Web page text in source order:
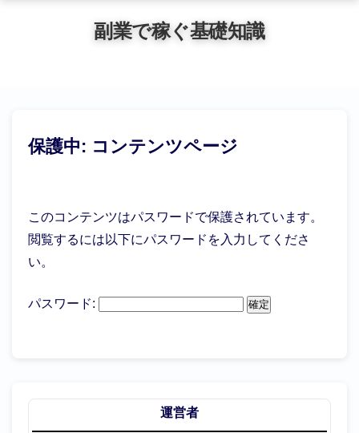
副業で稼ぐ基礎知識
保護中: コンテンツページ
このコンテンツはパスワードで保護されています。
閲覧するには以下にパスワードを入力してくださ
い。
パスワード:
運営者